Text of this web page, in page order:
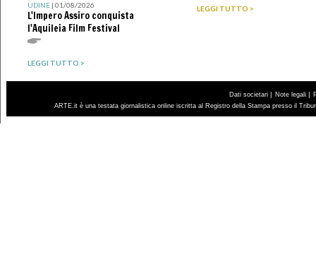
UDINE| 01/08/2026
L'Impero Assiro conquista
l'Aquileia Film Festival
LEGGI TUTTO >
LEGGI TUTTO >
Dati societari | Note legali |
ARTE.it è una testata giornalistica online iscritta al Registro della Stampa presso il